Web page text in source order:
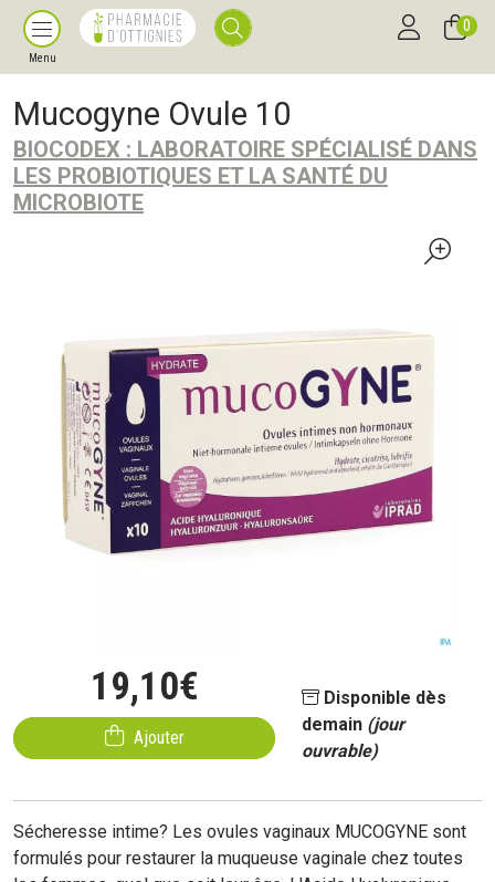
Menu
0
Mucogyne Ovule 10
BIOCODEX : LABORATOIRE SPÉCIALISÉ DANS
LES PROBIOTIQUES ET LA SANTÉ DU
MICROBIOTE
19,10€
Ajouter
Disponible dès
demain (jour
ouvrable)
Sécheresse intime? Les ovules vaginaux MUCOGYNE sont
formulés pour restaurer la muqueuse vaginale chez toutes